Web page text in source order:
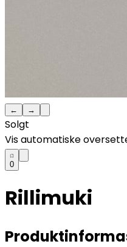
← →
Solgt
Vis automatiske
0
Rillimuki